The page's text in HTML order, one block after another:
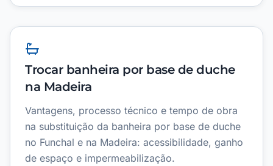
Trocar banheira por base de duche
na Madeira
Vantagens, processo técnico e tempo de obra
na substituição da banheira por base de duche
no Funchal e na Madeira: acessibilidade, ganho
de espaço e impermeabilização.